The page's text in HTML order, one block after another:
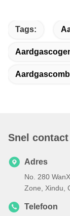
Tags:
Snel contact
Adres
No. 280
Zone, Xindu,
Telefoon